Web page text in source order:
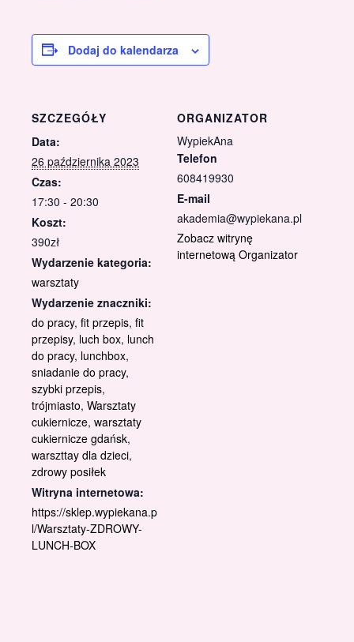
Dodaj do kalendarza
SZCZEGÓŁY
Data:
26 października 2023
Czas:
17:30 - 20:30
Koszt:
390zł
Wydarzenie kategoria:
warsztaty
Wydarzenie znaczniki:
do pracy, fit przepis, fit
przepisy, luch box, lunch
do pracy, lunchbox,
sniadanie do pracy,
szybki przepis,
trójmiasto, Warsztaty
cukiernicze, warsztaty
cukiernicze gdańsk,
warszttay dla dzieci,
zdrowy posiłek
Witryna internetowa:
https://sklep.wypiekana.p
l/Warsztaty-ZDROWY-
LUNCH-BOX
ORGANIZATOR
WypiekAna
Telefon
608419930
E-mail
akademia@wypiekana.pl
Zobacz witrynę
internetową Organizator